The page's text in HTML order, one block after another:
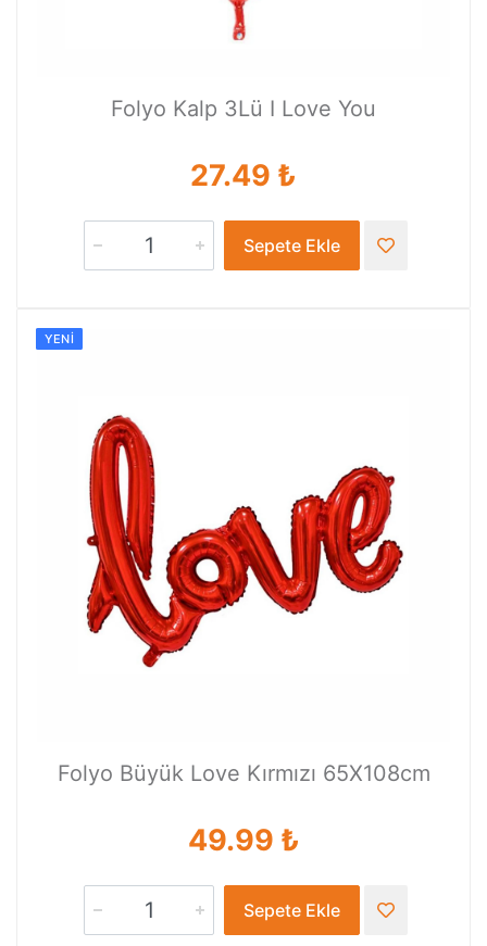
Folyo Kalp 3Lü I Love You
27.49 ₺
Sepete Ekle
YENI
Folyo Büyük Love Kırmızı 65X108cm
49.99 ₺
Sepete Ekle